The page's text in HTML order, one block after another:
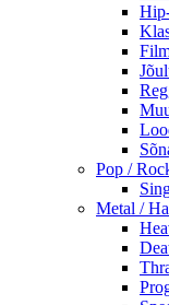
Pop /
Metal /